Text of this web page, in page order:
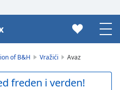
of B&H Vražići Avaz
freden i verden!